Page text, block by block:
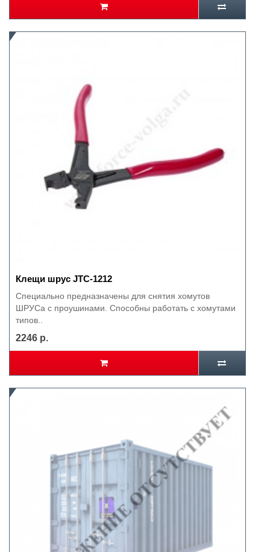
Клещи шрус JTC-1212
Специально предназначены для снятия хомутов
ШРУСа с проушинами. Способны работать с хомутами
типов..
2246 р.